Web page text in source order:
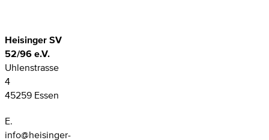
Heisinger SV
52/96 e.V.
Uhlenstrasse
4
45259 Essen
E.
info@heisinger-